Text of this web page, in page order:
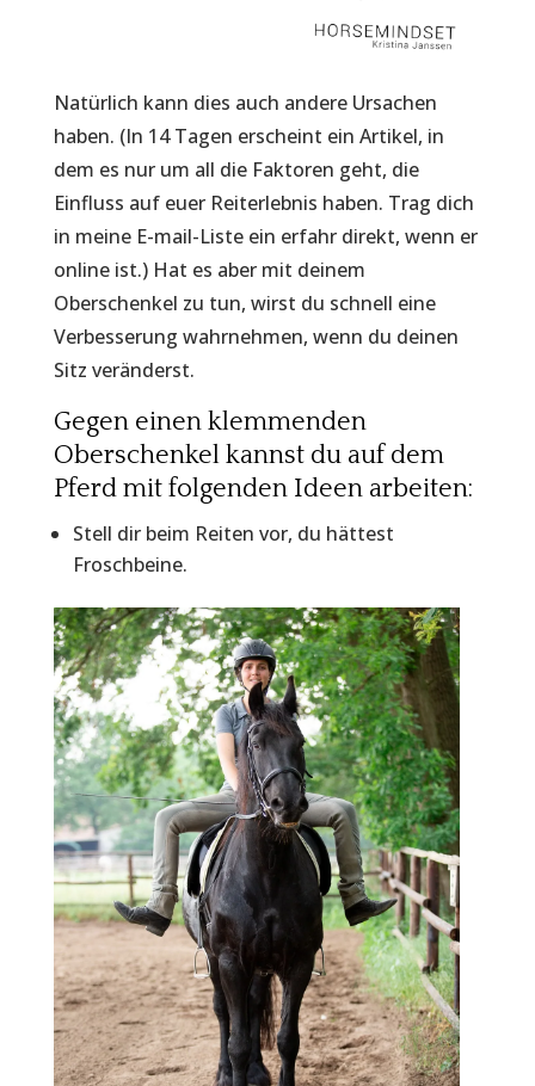
Natürlich kann dies auch andere Ursachen
haben. (In 14 Tagen erscheint ein Artikel, in
dem es nur um all die Faktoren geht, die
Einfluss auf euer Reiterlebnis haben. Trag dich
in meine E-mail-Liste ein erfahr direkt, wenn er
online ist.) Hat es aber mit deinem
Oberschenkel zu tun, wirst du schnell eine
Verbesserung wahrnehmen, wenn du deinen
Sitz veränderst.
Gegen einen klemmenden
Oberschenkel kannst du auf dem
Pferd mit folgenden Ideen arbeiten:
Stell dir beim Reiten vor, du hättest
Froschbeine.